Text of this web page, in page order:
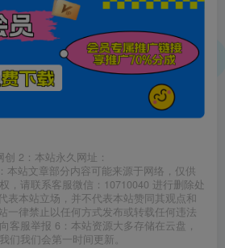
2：本站永久网址：
本站文章部分内容可能来源于网络，仅供
，请联系客服微信：10710040 进行删除处
表本站立场，并不代表本站赞同其观点和
一律禁止以任何方式发布或转载任何违法
客服举报 6：本站资源大多存储在云盘，
们我们会第一时间更新。